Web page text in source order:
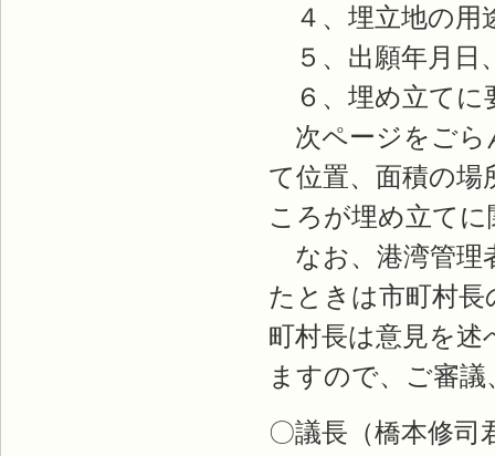
４、埋立地の用
５、出願年月日
６、埋め立てに
次ページをごら
て位置、面積の
ころが埋め立て
なお、港湾管理
たときは市町村
町村長は意見を
ますので、ご審
〇議長（橋本修